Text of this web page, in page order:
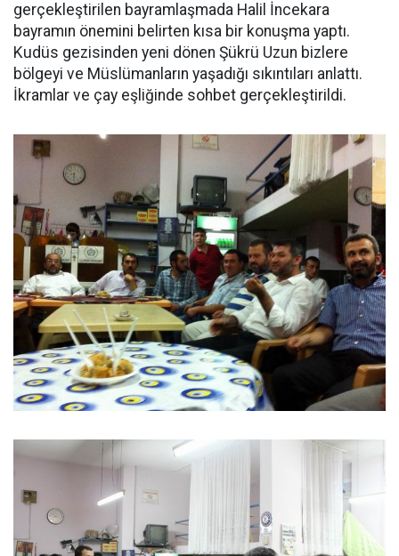
gerçekleştirilen bayramlaşmada Halil İncekara
bayramın önemini belirten kısa bir konuşma yaptı.
Kudüs gezisinden yeni dönen Şükrü Uzun bizlere
bölgeyi ve Müslümanların yaşadığı sıkıntıları anlattı.
İkramlar ve çay eşliğinde sohbet gerçekleştirildi.